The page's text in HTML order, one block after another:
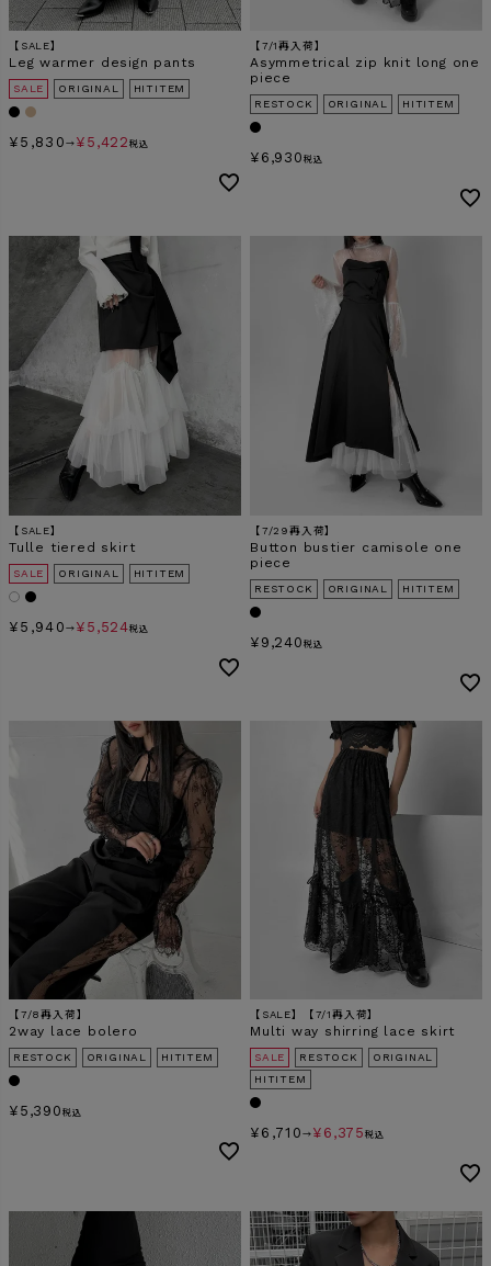
【SALE】
Leg warmer design pants
SALE ORIGINAL HITITEM
¥ 5,830 → ¥ 5,422 税込
【7/1再入荷】
Asymmetrical zip knit long one
piece
RESTOCK ORIGINAL HITITEM
¥ 6,930 税込
【SALE】
Tulle tiered skirt
SALE ORIGINAL HITITEM
¥ 5,940 → ¥ 5,524税込
【7/29再入荷】
Button bustier camisole one
piece
RESTOCK ORIGINAL HITITEM
¥ 9,240 税込
【7/8再入荷】
2way lace bolero
RESTOCK ORIGINAL HITITEM
¥ 5,390 税込
【SALE】【7/1再入荷】
Multi way shirring lace skirt
SALE RESTOCK
ORIGINAL
HITITEM
¥ 6,710 → ¥ 6,375 税込